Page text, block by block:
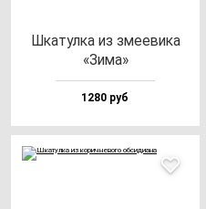
Шка­тул­ка из зме­еви­ка
«Зима»
1280 руб